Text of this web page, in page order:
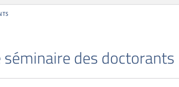
des doctorants